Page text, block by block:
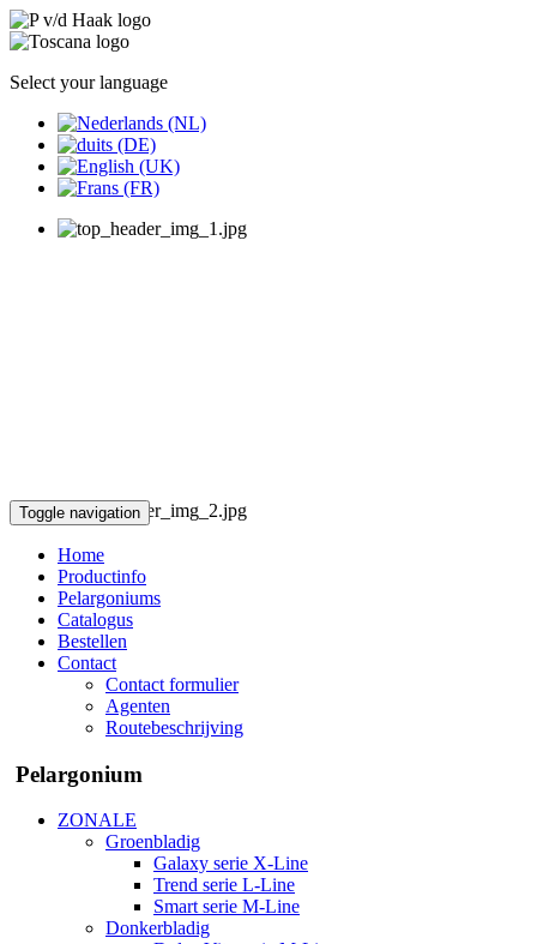
Select your language
Toggle navigation
Home
Productinfo
Pelargoniums
Catalogus
Bestellen
Contact
Contact formulier
Agenten
Routebeschrijving
Pelargonium
ZONALE
Groenbladig
Galaxy serie X-Line
Trend serie L-Line
Smart serie M-Line
Donkerbladig